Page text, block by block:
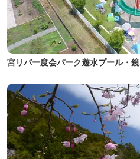
宮リバー度会パーク遊水プール・鏡